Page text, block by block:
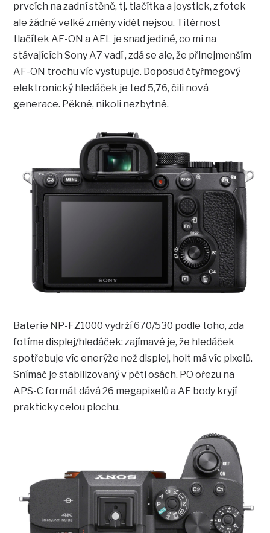
prvcích na zadní stěně, tj. tlačítka a joystick, z fotek
ale žádné velké změny vidět nejsou. Titěrnost
tlačítek AF-ON a AEL je snad jediné, co mi na
stávajících Sony A7 vadí , zdá se ale, že přinejmenším
AF-ON trochu víc vystupuje. Doposud čtyřmegový
elektronický hledáček je teď 5,76, čili nová
generace. Pěkné, nikoli nezbytné.
Baterie NP-FZ1000 vydrží 670/530 podle toho, zda
fotíme displej/hledáček: zajímavé je, že hledáček
spotřebuje víc enerýže než displej, holt má víc pixelů.
Snímač je stabilizovaný v pěti osách. PO ořezu na
APS-C formát dává 26 megapixelů a AF body kryjí
prakticky celou plochu.